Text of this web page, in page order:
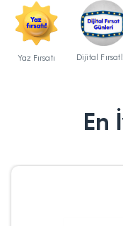
Yaz Fırsatı Dijital
En